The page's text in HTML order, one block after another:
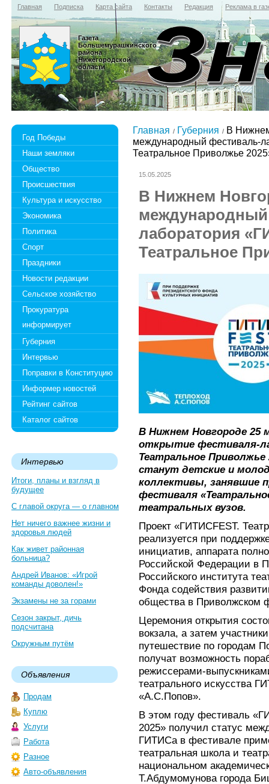
Главная Подписка Карта сайта Контакты Редакция Реклама в
Газета
Большемурашкинского
района
Нижегородской
области
Год Победы
Наши земляки
Общество
Происшествия
Культура и искусство
Экономика
Политика
Спорт
Праздники
Новости редакции
Сельское хозяйство
Прокуратура
информирует
Губерния
Интервью
Поправки в Конституцию
Информер новостей
Рейтинг сайтов
Каталог сайтов
Интервью
Итоги, планы и взгляд в
будущее
С главой округа — о главном
Нет ничего важнее жизни и
здоровья людей
Как живет районная
больница?
Андрей Иванов: «Игрой
команды доволен!»
Экзамены не за горами
Сезон закрыт, дичь
подсчитана
Окружным путём
Объявления
Продам
Куплю
Услуги
Работа
Разное
Авто-объявления
Главная Губерния
В
международный фестиваль-
Театральное Приволжье
15.05.2025
В Нижнем
лаборатория
Театральное
В Нижнем Новгороде 25
открытие фестиваля-
Театральное
станут детские и
коллективы, занявшие
фестиваля
театральных вузов.
Проект «ГИТИСFEST.
реализуется при
инициатив, аппарата
Российской Федерации в
Российского института
Фонда содействия
общества в Приволжском
Церемония открытия
вокзала, а затем
путешествие по городам
получат возможность
режиссерами-
театрального искусства
«А.С.Попов».
В этом году фестиваль
2025» получил статус
ГИТИСа в фестивале
театральная школа и
национальном
Т.Абдумомунова города